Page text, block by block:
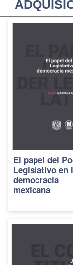
El papel del
Legislativo en
democracia
mexicana